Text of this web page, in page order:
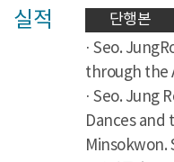
실적
단행본
· Seo.
through the
· Seo. Jung
Dances and
Minsokwon.